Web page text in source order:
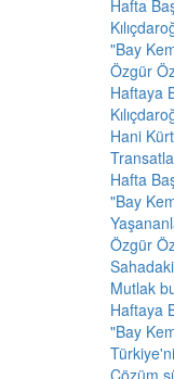
Hafta
"Bay
Özgür
Haftaya
Hani
Hafta
"Bay
Özgür
Mutlak
Haftaya
"Bay
Çözüm